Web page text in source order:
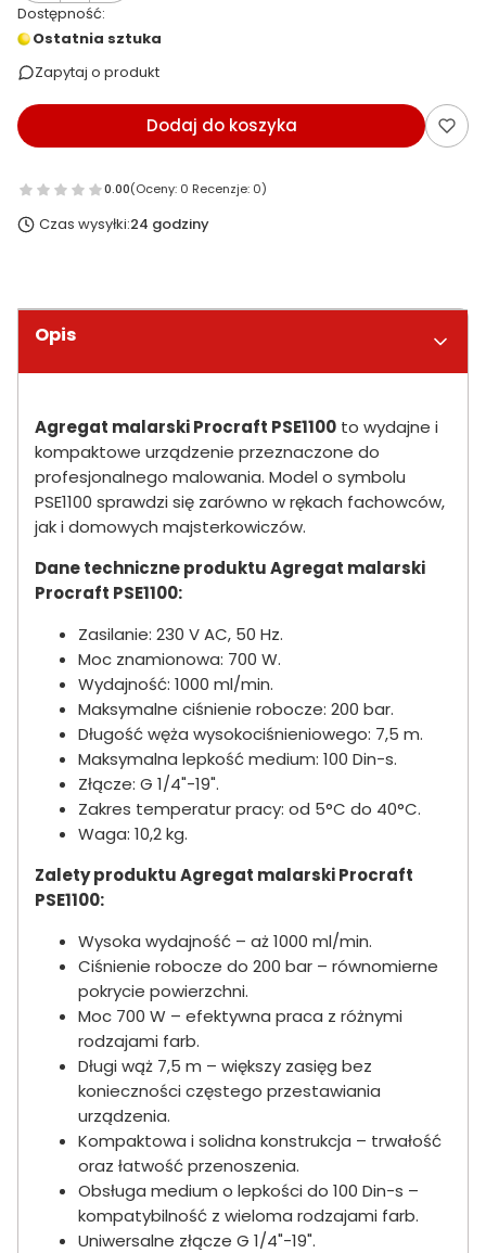
Dostępność:
Ostatnia sztuka
Zapytaj o produkt
Dodaj do koszyka
0.00(Oceny: 0 Recenzje: 0)
Czas wysyłki:24 godziny
Opis
Agregat malarski Procraft PSE1100 to wydajne i
kompaktowe urządzenie przeznaczone do
profesjonalnego malowania. Model o symbolu
PSE1100 sprawdzi się zarówno w rękach fachowców,
jak i domowych majsterkowiczów.
Dane techniczne produktu Agregat malarski
Procraft PSE1100:
Zasilanie: 230 V AC, 50 Hz.
Moc znamionowa: 700 W.
Wydajność: 1000 ml/min.
Maksymalne ciśnienie robocze: 200 bar.
Długość węża wysokociśnieniowego: 7,5 m.
Maksymalna lepkość medium: 100 Din-s.
Złącze: G 1/4"-19".
Zakres temperatur pracy: od 5°C do 40°C.
Waga: 10,2 kg.
Zalety produktu Agregat malarski Procraft
PSE1100:
Wysoka wydajność – aż 1000 ml/min.
Ciśnienie robocze do 200 bar – równomierne
pokrycie powierzchni.
Moc 700 W – efektywna praca z różnymi
rodzajami farb.
Długi wąż 7,5 m – większy zasięg bez
konieczności częstego przestawiania
urządzenia.
Kompaktowa i solidna konstrukcja – trwałość
oraz łatwość przenoszenia.
Obsługa medium o lepkości do 100 Din-s –
kompatybilność z wieloma rodzajami farb.
Uniwersalne złącze G 1/4"-19".